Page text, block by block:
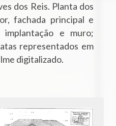
dos Reis. Planta dos
fachada principal e
e muro;
representados em
digitalizado.